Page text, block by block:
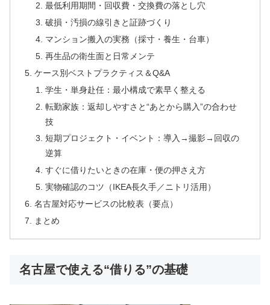
最低利用期間・回収費・交換費の落とし穴
破損・汚損の線引きと証跡づくり
マンション搬入の実務（採寸・養生・台車）
再生品の衛生面と日常メンテ
ケース別ベストプラクティス＆Q&A
学生・単身赴任：最小構成で素早く整える
転勤家族：返却しやすさと“あとから購入”の合わせ
技
短期プロジェクト・イベント：導入→撮影→回収の
逆算
すぐに借りたいときの在庫・便の押さえ方
実物確認のコツ（IKEA長久手／ニトリ活用）
名古屋対応サービスの比較表（要点）
まとめ
名古屋で使える“借りる”の基礎